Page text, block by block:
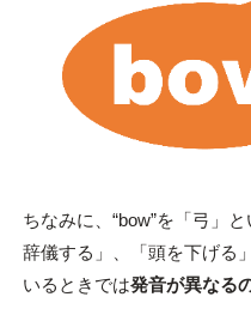
ちなみに、“bow”を「弓」
辞儀する」、「頭を下げる
いるときでは発音が異なる